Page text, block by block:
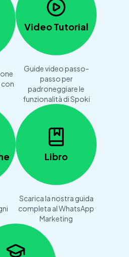
con
Video Tutorial
Guide video passo-
passo per
padroneggiare le
funzionalità di Spoki
Libro
Scarica la nostra guida
completa al WhatsApp
Marketing